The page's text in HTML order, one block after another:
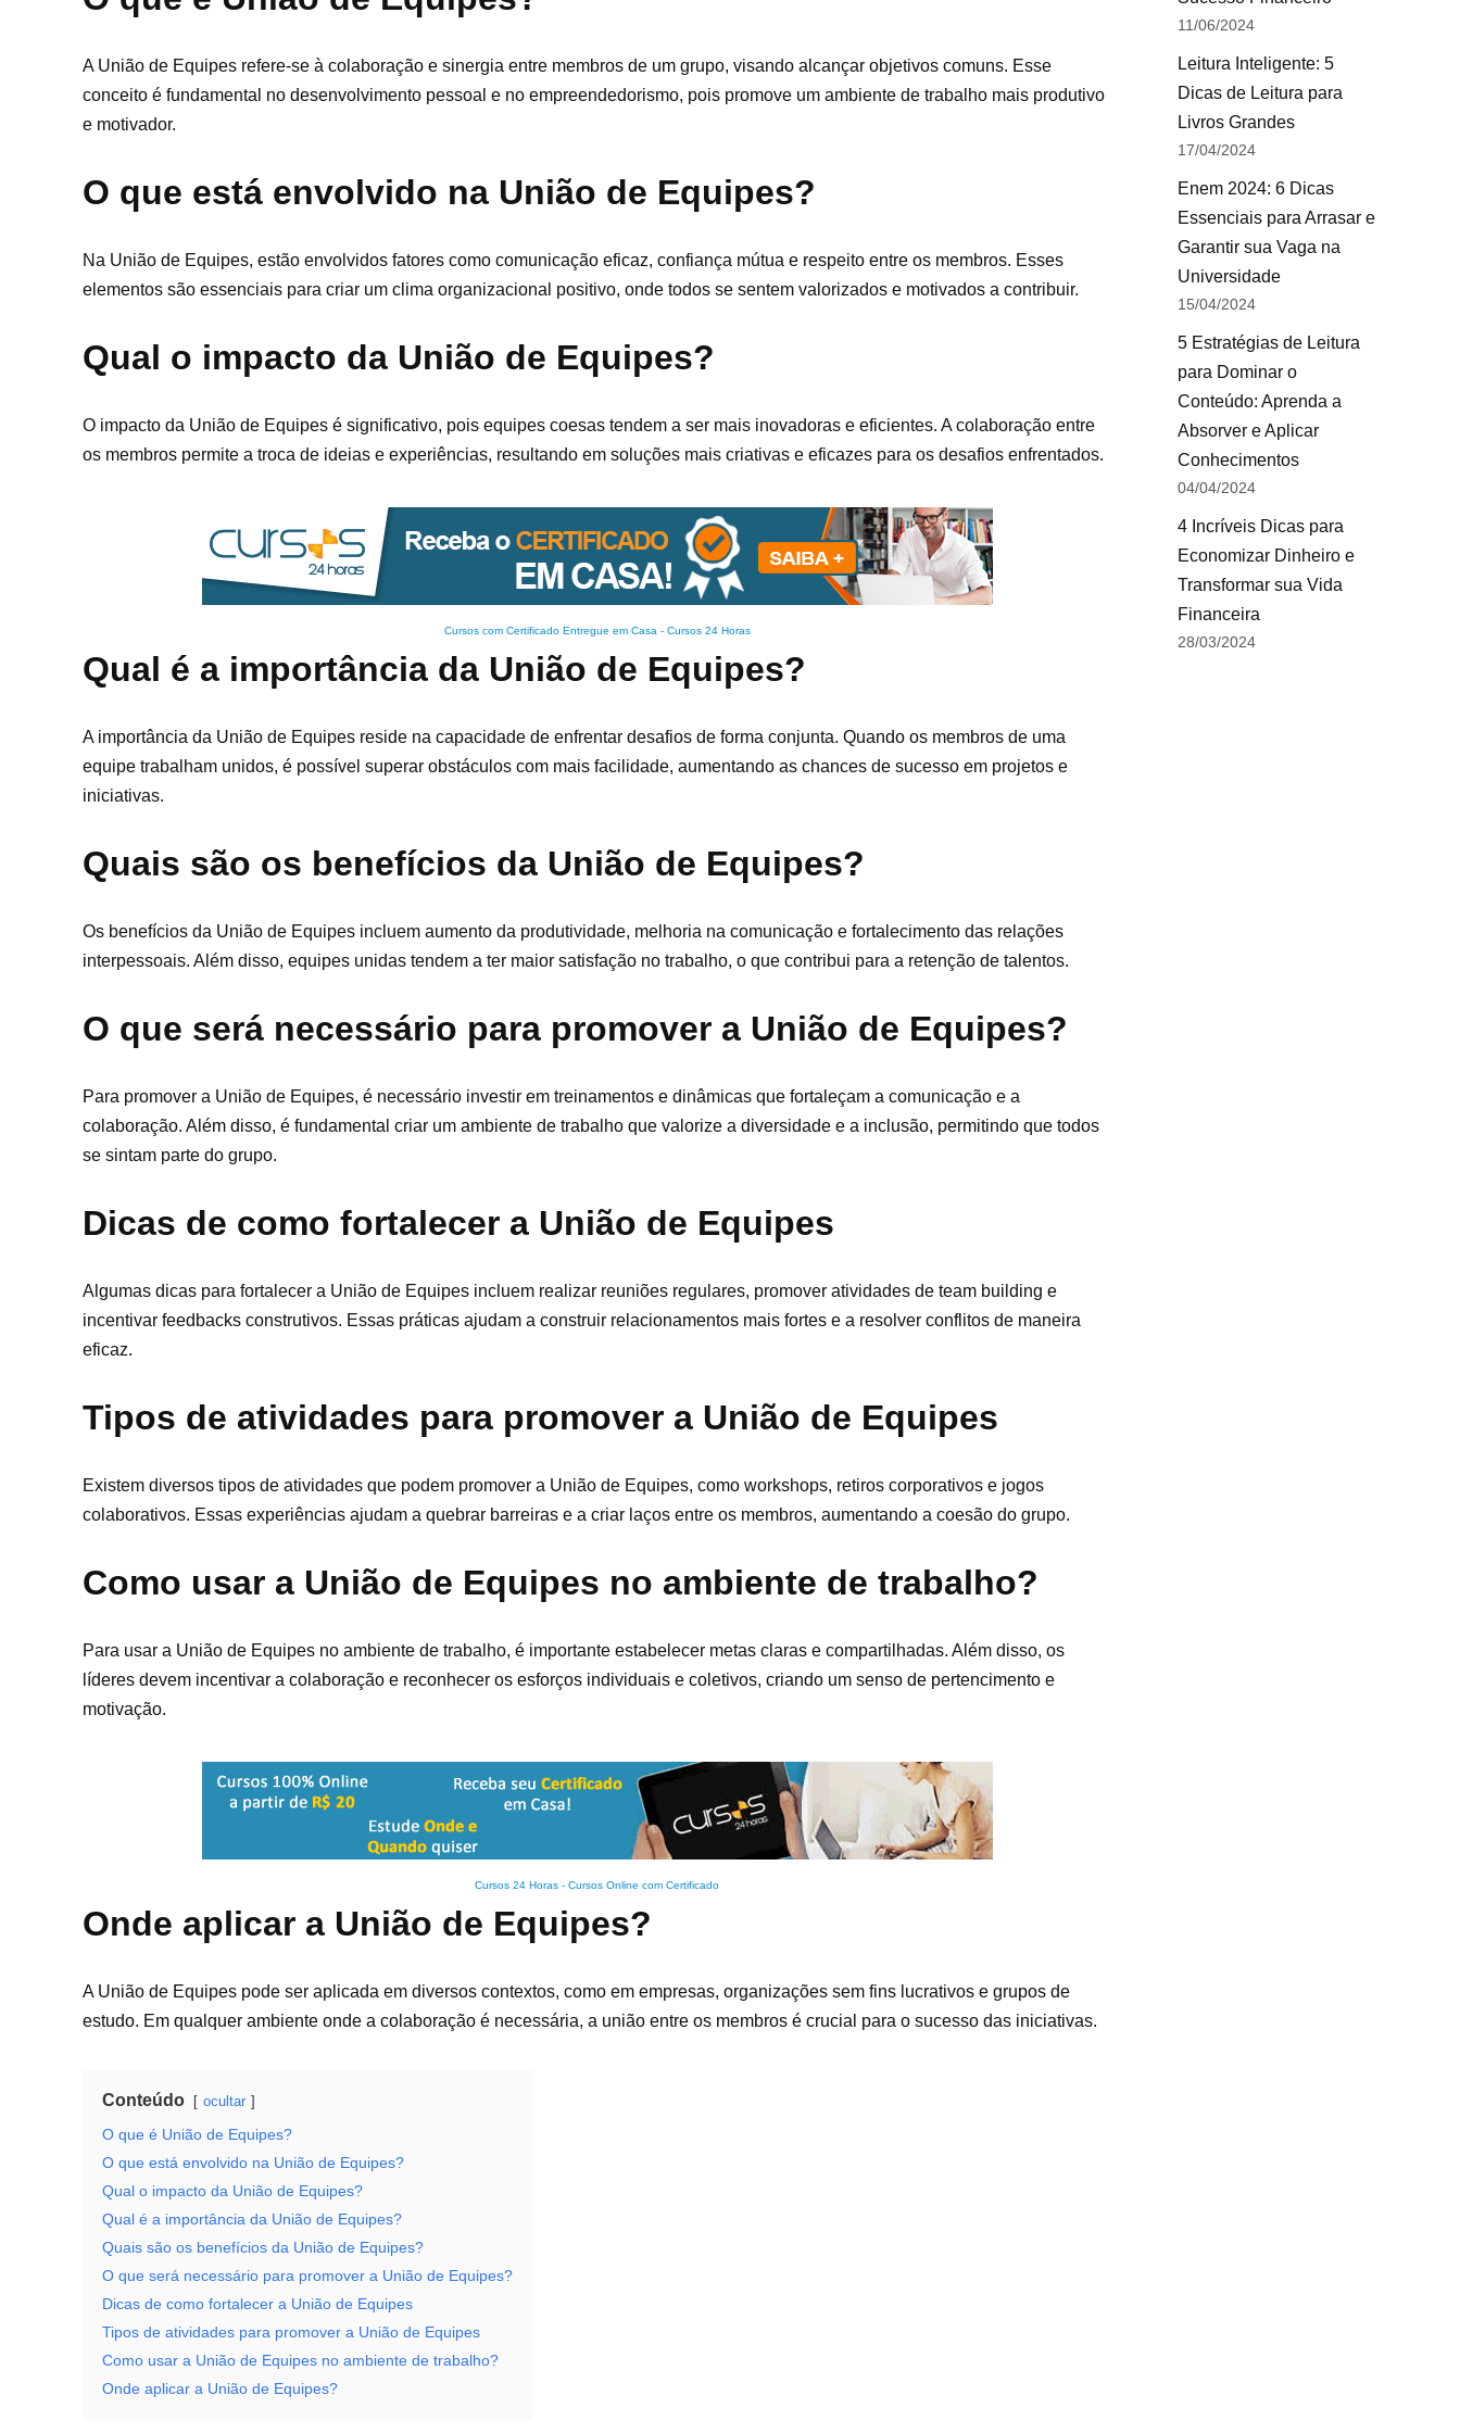
A União de Equipes refere-se à colaboração e sinergia entre membros de um grupo, visando alcançar objetivos comuns. Esse
conceito é fundamental no desenvolvimento pessoal e no empreendedorismo, pois promove um ambiente de trabalho mais produtivo
e motivador.
O que está envolvido na União de Equipes?
Na União de Equipes, estão envolvidos fatores como comunicação eficaz, confiança mútua e respeito entre os membros. Esses
elementos são essenciais para criar um clima organizacional positivo, onde todos se sentem valorizados e motivados a contribuir.
Qual o impacto da União de Equipes?
O impacto da União de Equipes é significativo, pois equipes coesas tendem a ser mais inovadoras e eficientes. A colaboração entre
os membros permite a troca de ideias e experiências, resultando em soluções mais criativas e eficazes para os desafios enfrentados.
Cursos com Certificado Entregue em Casa - Cursos 24 Horas
Qual é a importância da União de Equipes?
A importância da União de Equipes reside na capacidade de enfrentar desafios de forma conjunta. Quando os membros de uma
equipe trabalham unidos, é possível superar obstáculos com mais facilidade, aumentando as chances de sucesso em projetos e
iniciativas.
Quais são os benefícios da União de Equipes?
Os benefícios da União de Equipes incluem aumento da produtividade, melhoria na comunicação e fortalecimento das relações
interpessoais. Além disso, equipes unidas tendem a ter maior satisfação no trabalho, o que contribui para a retenção de talentos.
O que será necessário para promover a União de Equipes?
Para promover a União de Equipes, é necessário investir em treinamentos e dinâmicas que fortaleçam a comunicação e a
colaboração. Além disso, é fundamental criar um ambiente de trabalho que valorize a diversidade e a inclusão, permitindo que todos
se sintam parte do grupo.
Dicas de como fortalecer a União de Equipes
Algumas dicas para fortalecer a União de Equipes incluem realizar reuniões regulares, promover atividades de team building e
incentivar feedbacks construtivos. Essas práticas ajudam a construir relacionamentos mais fortes e a resolver conflitos de maneira
eficaz.
Tipos de atividades para promover a União de Equipes
Existem diversos tipos de atividades que podem promover a União de Equipes, como workshops, retiros corporativos e jogos
colaborativos. Essas experiências ajudam a quebrar barreiras e a criar laços entre os membros, aumentando a coesão do grupo.
Como usar a União de Equipes no ambiente de trabalho?
Para usar a União de Equipes no ambiente de trabalho, é importante estabelecer metas claras e compartilhadas. Além disso, os
líderes devem incentivar a colaboração e reconhecer os esforços individuais e coletivos, criando um senso de pertencimento e
motivação.
Cursos 24 Horas - Cursos Online com Certificado
Onde aplicar a União de Equipes?
A União de Equipes pode ser aplicada em diversos contextos, como em empresas, organizações sem fins lucrativos e grupos de
estudo. Em qualquer ambiente onde a colaboração é necessária, a união entre os membros é crucial para o sucesso das iniciativas.
Conteúdo ocultar
O que é União de Equipes?
O que está envolvido na União de Equipes?
Qual o impacto da União de Equipes?
Qual é a importância da União de Equipes?
Quais são os benefícios da União de Equipes?
O que será necessário para promover a União de Equipes?
Dicas de como fortalecer a União de Equipes
Tipos de atividades para promover a União de Equipes
Como usar a União de Equipes no ambiente de trabalho?
Onde aplicar a União de Equipes?
11/06/2024
Leitura Inteligente: 5
Dicas de Leitura para
Livros Grandes
17/04/2024
Enem 2024: 6 Dicas
Essenciais para Arrasar e
Garantir sua Vaga na
Universidade
15/04/2024
5 Estratégias de Leitura
para Dominar o
Conteúdo: Aprenda a
Absorver e Aplicar
Conhecimentos
04/04/2024
4 Incríveis Dicas para
Economizar Dinheiro e
Transformar sua Vida
Financeira
28/03/2024